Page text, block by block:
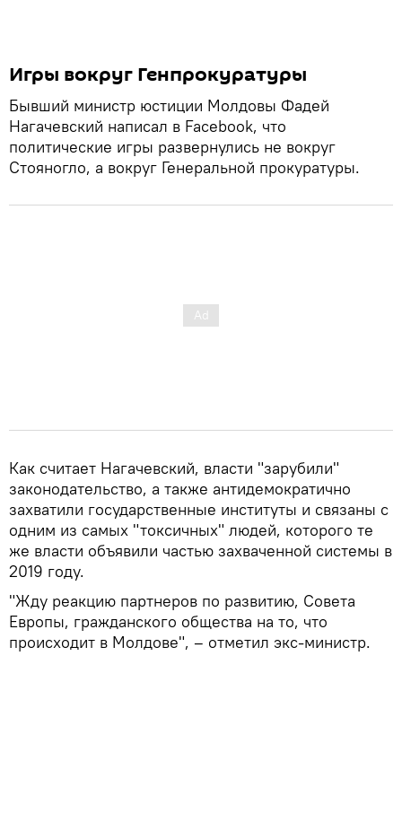
Игры вокруг Генпрокуратуры
Бывший министр юстиции Молдовы Фадей
Нагачевский написал в Facebook, что
политические игры развернулись не вокруг
Стояногло, а вокруг Генеральной прокуратуры.
Как считает Нагачевский, власти "зарубили"
законодательство, а также антидемократично
захватили государственные институты и связаны с
одним из самых "токсичных" людей, которого те
же власти объявили частью захваченной системы в
2019 году.
"Жду реакцию партнеров по развитию, Совета
Европы, гражданского общества на то, что
происходит в Молдове", – отметил экс-министр.